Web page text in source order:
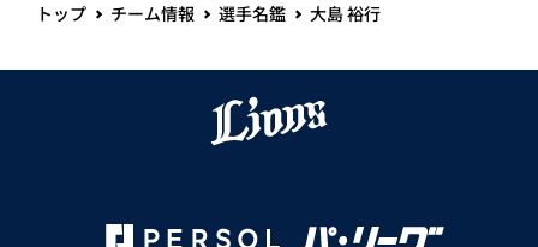
トップ チーム情報 選手名鑑 大島 裕行